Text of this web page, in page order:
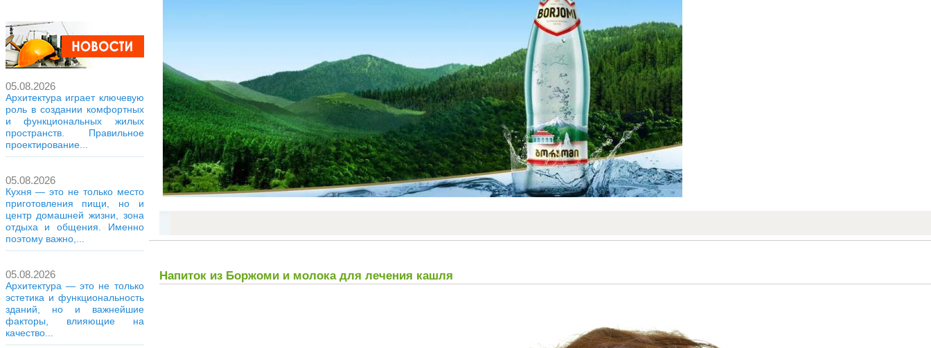
05.08.2026
Архитектура играет ключевую
роль в создании комфортных
и функциональных жилых
пространств. Правильное
проектирование...
05.08.2026
Кухня — это не только место
приготовления пищи, но и
центр домашней жизни, зона
отдыха и общения. Именно
поэтому важно,...
05.08.2026
Архитектура — это не только
эстетика и функциональность
зданий, но и важнейшие
факторы, влияющие на
качество...
Напиток из Боржоми и молока для лечения кашля